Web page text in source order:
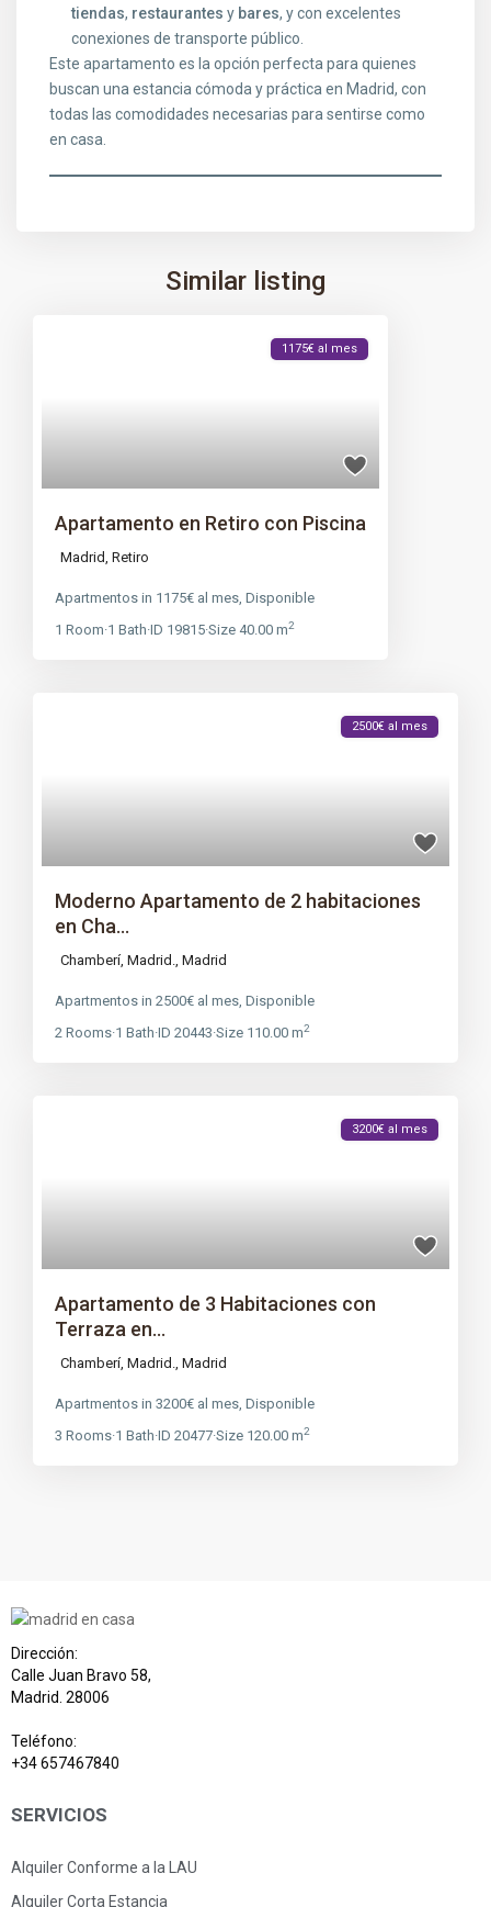
tiendas, restaurantes y bares, y con excelentes
conexiones de transporte público.
Este apartamento es la opción perfecta para quienes
buscan una estancia cómoda y práctica en Madrid, con
todas las comodidades necesarias para sentirse como
en casa.
Similar listing
1175€ al mes
Apartamento en Retiro con Piscina
Madrid,Retiro
Apartmentos in 1175€ al mes,Disponible
1 Room·1 Bath·ID 19815·Size 40.00 m2
2500€ al mes
Moderno Apartamento de 2 habitaciones
en Cha...
Chamberí, Madrid.,Madrid
Apartmentos in2500€ al mes,Disponible
2 Rooms·1 Bath·ID20443·Size 110.00 m2
3200€ al mes
Apartamento de 3 Habitaciones con
Terraza en...
Chamberí, Madrid.,Madrid
Apartmentos in3200€ al mes,Disponible
3 Rooms·1 Bath·ID20477·Size 120.00 m2
Dirección:
Calle Juan Bravo 58,
Madrid. 28006
Teléfono:
+34 657467840
SERVICIOS
Alquiler Conforme a la LAU
Alquiler Corta Estancia